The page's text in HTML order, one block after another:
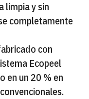
limpia y sin
completamente
con
Ecopeel
en un 20 % en